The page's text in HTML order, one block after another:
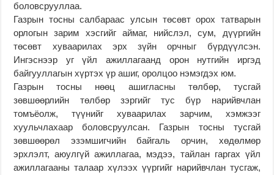
боловсрууллаа.
Газрын тосны салбараас улсын төсөвт орох татварын
орлогын зарим хэсгийг аймаг, нийслэл, сум, дүүргийн
төсөвт хуваарилах эрх зүйн орчныг бүрдүүлсэн.
Ингэснээр уг үйл ажиллагаанд орон нутгийн иргэд
байгууллагын хүртэх үр ашиг, оролцоо нэмэгдэх юм.
Газрын тосны нөөц ашигласны төлбөр, тусгай
зөвшөөрлийн төлбөр зэргийг тус бүр нарийвчлан
томъёолж, түүнийг хуваарилах зарчим, хэмжээг
хуульчлахаар боловсруулсан. Газрын тосны тусгай
зөвшөөрөл эзэмшигчийн байгаль орчин, хөдөлмөр
эрхлэлт, аюулгүй ажиллагаа, мэдээ, тайлан гаргах үйл
ажиллагааны талаар хүлээх үүргийг нарийвчлан тусгаж,